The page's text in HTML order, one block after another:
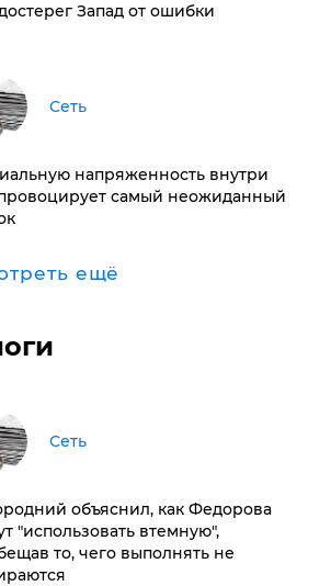
Запад от ошибки
Сеть
напряженность внутри
самый неожиданный
ещё
Сеть
объяснил, как Федорова
"использовать втемную",
то, чего выполнять не